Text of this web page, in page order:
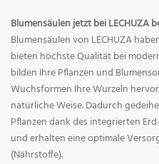
Blumensäulen jetzt bei LECHUZA
Blumensäulen von LECHUZA
bieten höchste Qualität bei
bilden Ihre Pflanzen und
Wuchsformen Ihre Wurzeln
natürliche Weise. Dadurch
Pflanzen dank des integrierten
und erhalten eine optimale
(Nährstoffe).